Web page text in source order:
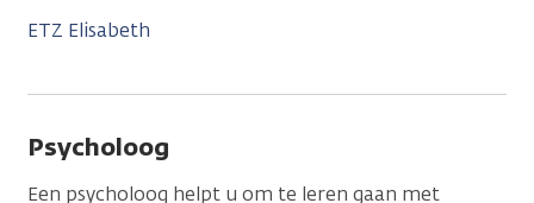
ETZ Elisabeth
Psycholoog
Een psycholoog helpt u om te leren gaan met